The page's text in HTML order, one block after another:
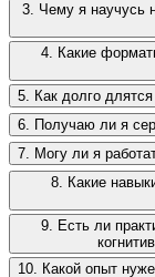
3. Чему я научусь
4. Какие
5. Как долго
6. Получаю ли я
7. Могу ли я
8. Какие
9. Есть ли
10. Какой опыт